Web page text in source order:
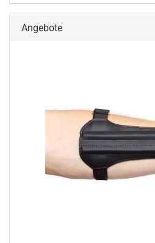
Angebote